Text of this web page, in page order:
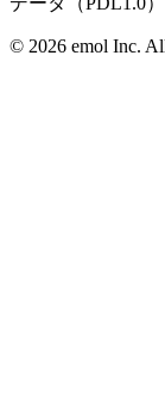
© 2026 emol Inc.